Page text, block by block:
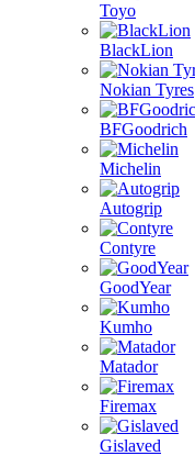
Toyo
BlackLion
Nokian Tyres
BFGoodrich
Michelin
Autogrip
Contyre
GoodYear
Kumho
Matador
Firemax
Gislaved